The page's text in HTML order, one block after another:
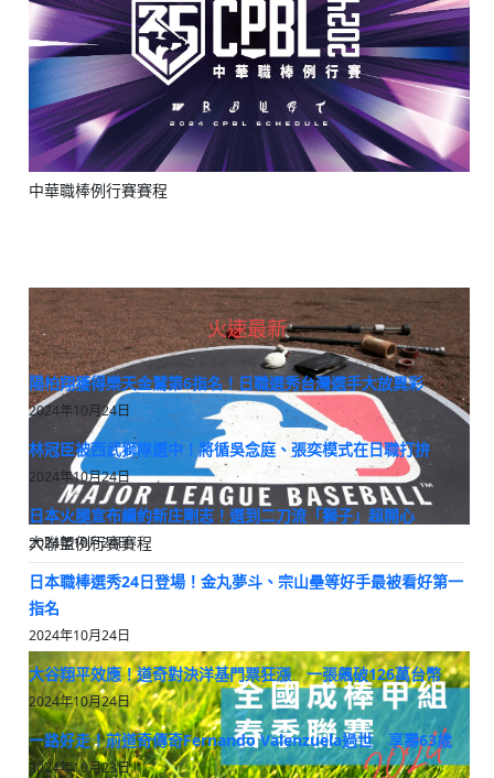
中華職棒例行賽賽程
大聯盟例行賽賽程
火速最新
陽柏翔獲得樂天金鷲第6指名！日職選秀台灣選手大放異彩
2024年10月24日
林冠臣被西武獅隊選中！將循吳念庭、張奕模式在日職打拚
2024年10月24日
日本火腿宣布續約新庄剛志！選到二刀流「獅子」超開心
2024年10月24日
日本職棒選秀24日登場！金丸夢斗、宗山壘等好手最被看好第一
指名
2024年10月24日
大谷翔平效應！道奇對決洋基門票狂漲 一張飆破126萬台幣
2024年10月24日
一路好走！前道奇傳奇Fernando Valenzuela過世 享壽63歲
2024年10月23日